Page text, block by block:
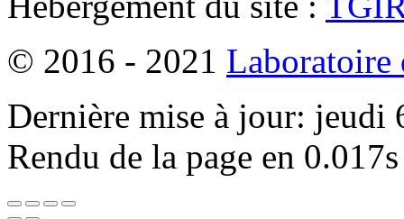
© 2016 - 2021 Laboratoire
Dernière mise à jour:
Rendu de la page en 0.017s